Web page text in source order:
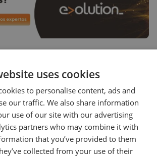
uses cookies
to personalise content, ads and
our traffic. We also share information
use of our site with our advertising
partners who may combine it with
that you’ve provided to them
collected from your use of their